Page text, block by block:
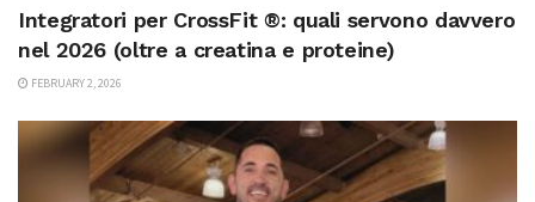
Integratori per CrossFit ®: quali servono davvero
nel 2026 (oltre a creatina e proteine)
FEBRUARY 2, 2026